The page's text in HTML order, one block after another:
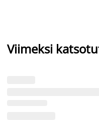
Viimeksi